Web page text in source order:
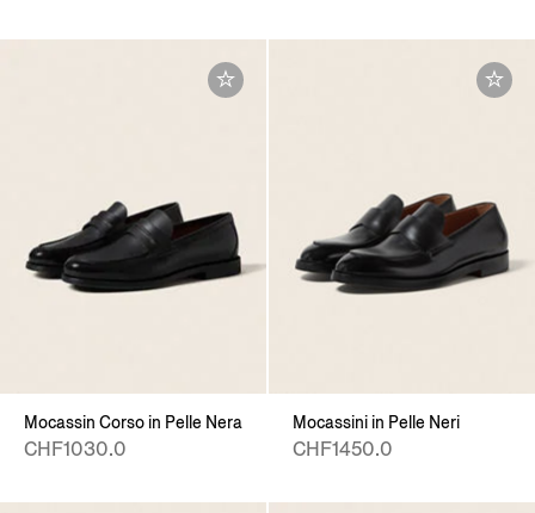
Mocassin Corso in Pelle Nera
CHF1030.0
Mocassini in Pelle Neri
CHF1450.0